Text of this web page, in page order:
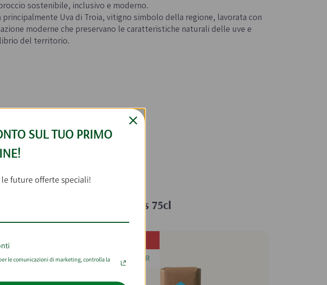
sostenibile, inclusivo e moderno.
principalmente Uva di Troia, vitigno simbolo della regione, lavorata con
moderne che preservano le caratteristiche naturali delle uve e
del territorio.
Tavoliere della Puglia Unus 75cl
BEST SELLER
SUL TUO PRIMO
future offerte speciali!
le comunicazioni di marketing, controlla la